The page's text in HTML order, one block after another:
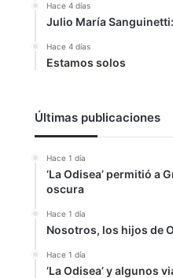
Hace 4 días
Julio María
Hace 4 días
Estamos solos
Últimas publicaciones
Hace 1 día
‘La Odisea’ permitió a
oscura
Hace 1 día
Nosotros, los hijos de
Hace 1 día
‘La Odisea’ y algunos